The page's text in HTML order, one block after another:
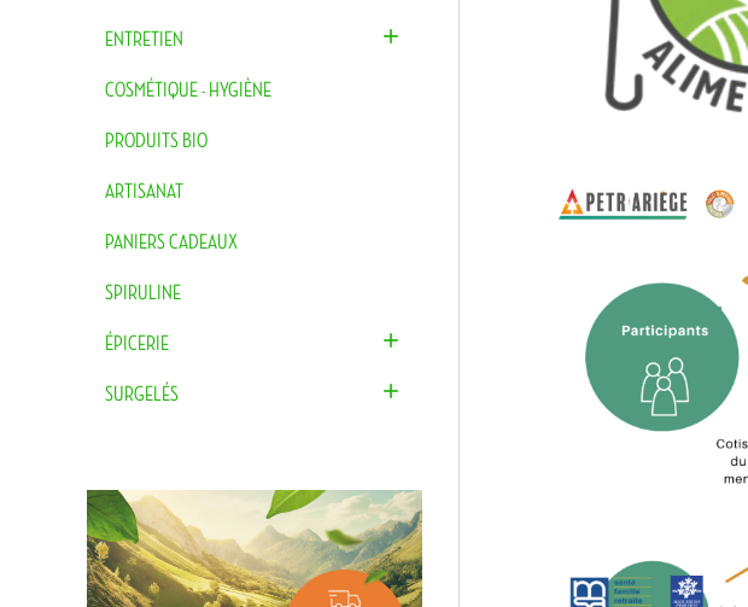
ENTRETIEN 
COSMÉTIQUE - HYGIÈNE
PRODUITS BIO
ARTISANAT
PANIERS CADEAUX
SPIRULINE
ÉPICERIE 
SURGELÉS 